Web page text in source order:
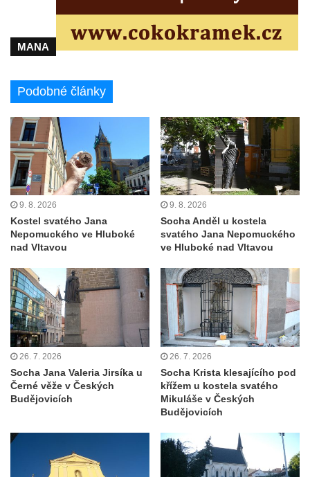
Kaple Panny Marie Karmelské na Vlčí Hoře
Kostel svatého Bartoloměje v Teplicích
Kostel svatého Jana Křtitele na Zámeckém
Chrám Povýšení svatého Kříže na
Zámeckém náměstí v Teplicích
Výklenková kaple u vodojemu v severní
části Kozel
Kaple u kostela svatého Jakuba Většího
(Staršího) u Lahovic
Kostel svatého Jakuba Většího (Staršího) u
Lahovic
Kostel svatých Petra a Pavla v Želkovicích
Kaple Panny Marie Bolestné v Benešově
nad Ploučnicí
Kostel Narození Panny Marie v Benešově
nad Ploučnicí
Hrobová kaple Mattauschů na hřbitově v
Kostel svaté Anny v Tisé
Hrobka rodiny Rohn na hřbitově v
Hřbitovní kaple v Šumburku nad Desnou –
Tanvaldu
MANA
Podobné články
9. 8. 2026
Kostel svatého Jana
Nepomuckého ve Hluboké
nad Vltavou
9. 8. 2026
Socha Anděl u kostela
svatého Jana Nepomuckého
ve Hluboké nad Vltavou
26. 7. 2026
Socha Jana Valeria Jirsíka u
Černé věže v Českých
Budějovicích
26. 7. 2026
Socha Krista klesajícího pod
křížem u kostela svatého
Mikuláše v Českých
Budějovicích